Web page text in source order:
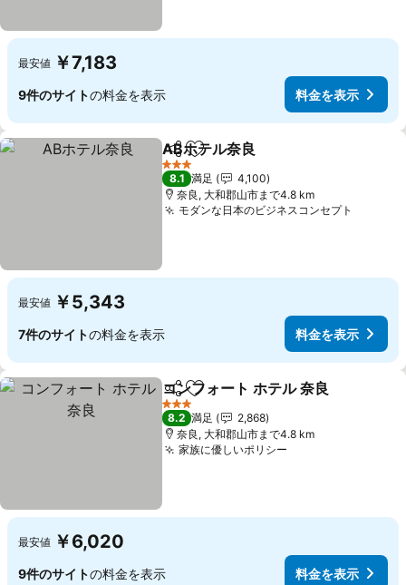
最安値 ￥7,183
9件のサイトの料金を表示 料金を表示
シェアお気に入りに追加
ABホテル奈良
3 ホテルのランク
8.1 満足
4,100
奈良, 大和郡山市まで4.8 km
モダンな日本のビジネスコンセプト
最安値 ￥5,343
7件のサイトの料金を表示 料金を表示
シェアお気に入りに追加
コンフォート ホテル 奈良
3 ホテルのランク
8.2 満足
2,868
奈良, 大和郡山市まで4.8 km
家族に優しいポリシー
最安値 ￥6,020
9件のサイトの料金を表示 料金を表示